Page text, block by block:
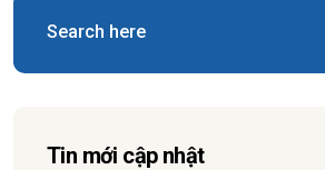
Tin mới cập nhật